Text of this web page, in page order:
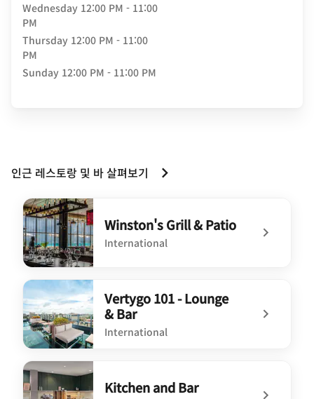
Wednesday 12:00 PM - 11:00
PM
Thursday 12:00 PM - 11:00
PM
Sunday 12:00 PM - 11:00 PM
인근 레스토랑 및 바 살펴보기
Winston's Grill & Patio
International
undefined Winston's Grill & Patio
Vertygo 101 - Lounge
& Bar
International
undefined Vertygo 101 - Lounge & Bar
Kitchen and Bar